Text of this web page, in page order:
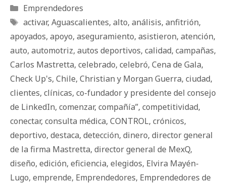
Categorías
Emprendedores
Etiquetas
activar, Aguascalientes, alto, análisis, anfitrión,
apoyados, apoyo, aseguramiento, asistieron, atención,
auto, automotriz, autos deportivos, calidad, campañas,
Carlos Mastretta, celebrado, celebró, Cena de Gala,
Check Up's, Chile, Christian y Morgan Guerra, ciudad,
clientes, clínicas, co-fundador y presidente del consejo
de LinkedIn, comenzar, compañía”, competitividad,
conectar, consulta médica, CONTROL, crónicos,
deportivo, destaca, detección, dinero, director general
de la firma Mastretta, director general de MexQ,
diseño, edición, eficiencia, elegidos, Elvira Mayén-
Lugo, emprende, Emprendedores, Emprendedores de